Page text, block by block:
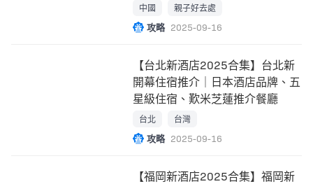
中國 親子好去處
攻略 2025-09-16
【台北新酒店2025合集】台北新
開幕住宿推介｜日本酒店品牌、五
星級住宿、歎米芝蓮推介餐廳
台北 台灣
攻略 2025-09-16
【福岡新酒店2025合集】福岡新